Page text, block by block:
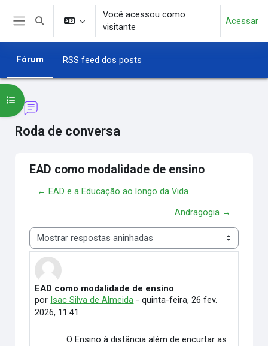
Ir para o conteúdo principal
Alternar entrada de pesquisa
Você acessou como
visitante
Acessar
Fórum RSS feed dos posts
Roda de conversa
Abrir índice do curso
EAD como modalidade de ensino
← EAD e a Educação ao longo da Vida
Andragogia →
Modo de visualização
EAD como modalidade de ensino
por Isac Silva de Almeida -quinta-feira, 26 fev.
2026, 11:41
Número de respostas: 0
O Ensino à distância além de encurtar as